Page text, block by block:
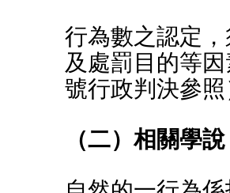
行為數之認定
及處罰目的等
號行政判決參
（二）相關學說